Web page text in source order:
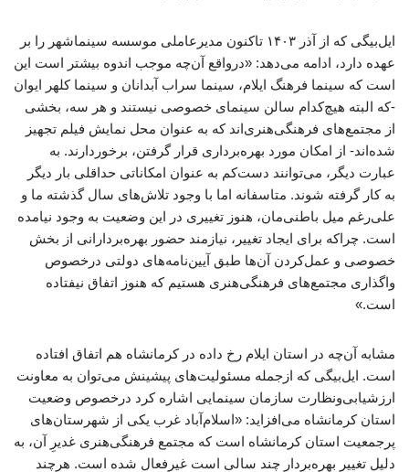
ایل‌بیگی که از آذر ۱۴۰۳ تاکنون مدیرعاملی موسسه سینماشهر را بر
عهده دارد، ادامه می‌دهد: «درواقع آن‌چه موجب اندوه بیشتر است این
است که سینما فرهنگ ایلام، سینما سراب آبدانان و سینما کلهر ایوان
-که البته هیچ‌کدام سالن سینمای خصوصی نیستند و هر سه، بخشی
از مجتمع‌های فرهنگی‌هنری‌اند که به عنوان محل نمایش فیلم تجهیز
شده‌اند- از امکان مورد بهره‌برداری قرار گرفتن، برخوردارند. به
عبارت دیگر، می‌توانند دست‌کم به عنوان امکاناتی حداقلی بار دیگر
به کار گرفته شوند. متاسفانه اما با وجود تلاش‌های سال گذشته ما و
علی‌رغم میل باطنی‌مان، هنوز تغییری در این وضعیت به وجود نیامده
است. چراکه برای ایجاد تغییر، نیازمند حضور بهره‌بردارانی از بخش‌
خصوصی و عمل‌کردن آن‌ها طبق آیین‌نامه‌های دولتی درخصوص
واگذاری مجتمع‌های فرهنگی‌هنری هستیم که هنوز اتفاق نیفتاده
است.»
مشابه آن‌چه در استان ایلام رخ داده در کرمانشاه هم اتفاق افتاده
است. ایل‌بیگی که ازجمله مسئولیت‌های پیشینش می‌توان به معاونت
ارزشیابی‌ونظارت سازمان سینمایی اشاره کرد درخصوص وضعیت
استان کرمانشاه می‌افزاید: «اسلام‌آباد غرب یکی از شهرستان‌های
پرجمعیت استان کرمانشاه است که مجتمع فرهنگی‌هنری غدیرِ آن، به
دلیل تغییر بهره‌بردار چند سالی است غیرفعال شده است. هرچند